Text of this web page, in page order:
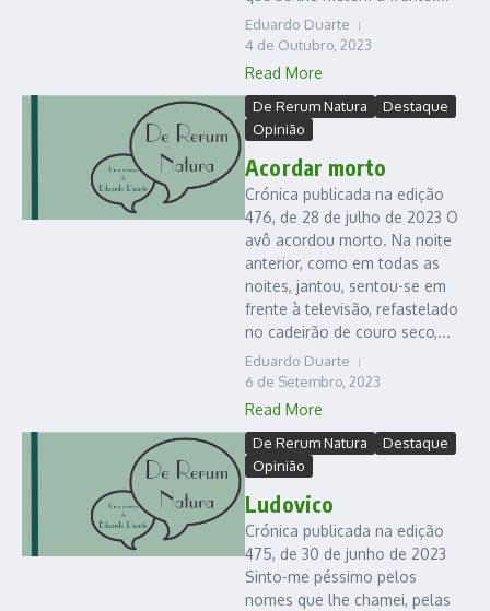
Eduardo Duarte
4 de Outubro, 2023
Read More
De Rerum Natura
Destaque
Opinião
Acordar morto
Crónica publicada na edição
476, de 28 de julho de 2023 O
avô acordou morto. Na noite
anterior, como em todas as
noites, jantou, sentou-se em
frente à televisão, refastelado
no cadeirão de couro seco,...
Eduardo Duarte
6 de Setembro, 2023
Read More
De Rerum Natura
Destaque
Opinião
Ludovico
Crónica publicada na edição
475, de 30 de junho de 2023
Sinto-me péssimo pelos
nomes que lhe chamei, pelas